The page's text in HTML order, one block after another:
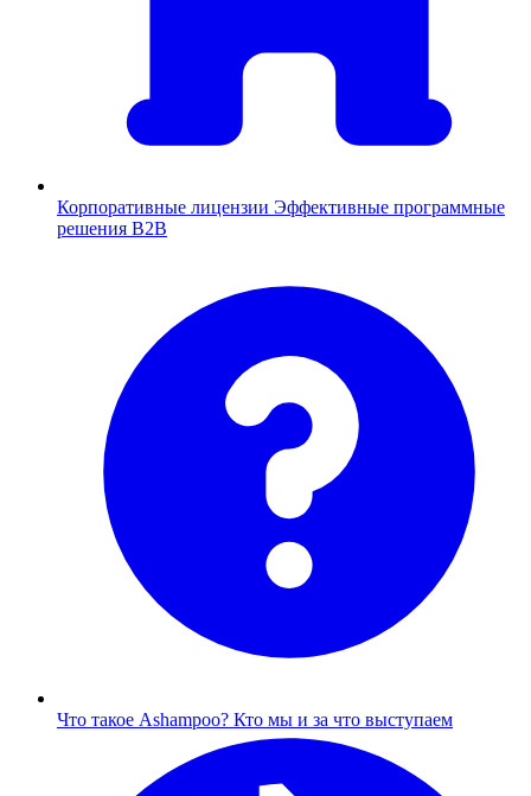
Корпоративные лицензии Эффективные программные
решения B2B
Что такое Ashampoo? Кто мы и за что выступаем